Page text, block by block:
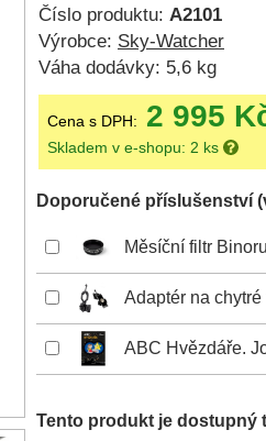
Číslo produktu: A2101
Výrobce: Sky-Watcher
Váha dodávky: 5,6 kg
Cena s DPH: 2 995
Skladem v e-shopu: 2 ks
Doporučené příslušenství
Měsíční filtr
Adaptér na
ABC Hvězdáře.
Tento produkt je dostupný